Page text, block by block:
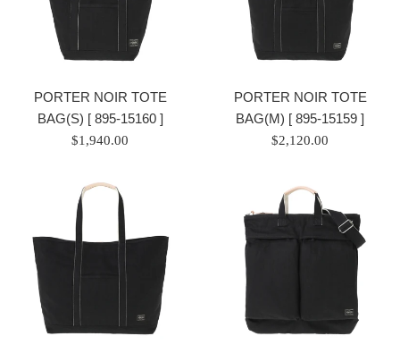
PORTER NOIR TOTE
BAG(S) [ 895-15160 ]
ราคา
$1,940.00
PORTER NOIR TOTE
BAG(M) [ 895-15159 ]
ราคา
$2,120.00